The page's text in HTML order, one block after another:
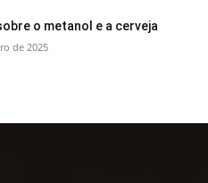
o metanol e a cerveja
de 2025